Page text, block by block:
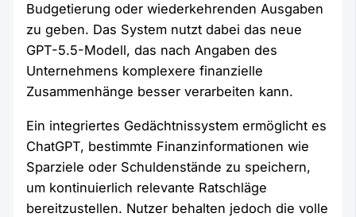
Budgetierung oder wiederkehrenden Ausgaben
zu geben. Das System nutzt dabei das neue
GPT-5.5-Modell, das nach Angaben des
Unternehmens komplexere finanzielle
Zusammenhänge besser verarbeiten kann.
Ein integriertes Gedächtnissystem ermöglicht es
ChatGPT, bestimmte Finanzinformationen wie
Sparziele oder Schuldenstände zu speichern,
um kontinuierlich relevante Ratschläge
bereitzustellen. Nutzer behalten jedoch die volle